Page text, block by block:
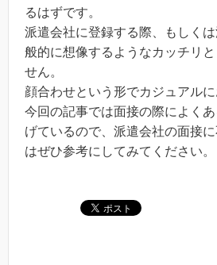
るはずです。
派遣会社に登録する際、もしく
般的に想像するようなカッチリ
せん。
顔合わせという形でカジュアルに
今回の記事では面接の際によく
げているので、派遣会社の面接
はぜひ参考にしてみてください。